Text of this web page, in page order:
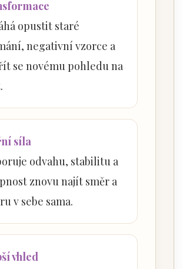
opustit staré
negativní vzorce a
se novému pohledu na
síla
odvahu, stabilitu a
znovu najít směr a
v sebe sama.
vhled